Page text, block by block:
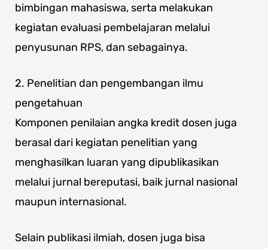
bimbingan mahasiswa, serta melakukan
kegiatan evaluasi pembelajaran melalui
penyusunan RPS, dan sebagainya.
2. Penelitian dan pengembangan ilmu
pengetahuan
Komponen penilaian angka kredit dosen juga
berasal dari kegiatan penelitian yang
menghasilkan luaran yang dipublikasikan
melalui jurnal bereputasi, baik jurnal nasional
maupun internasional.
Selain publikasi ilmiah, dosen juga bisa